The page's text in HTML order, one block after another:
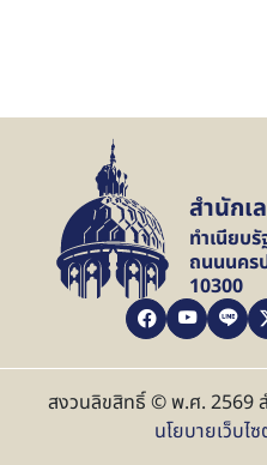
สำนักเ
ทำเนียบ
ถนนนคร
10300
สงวนลิขสิทธิ์ © พ.ศ. 2569
นโยบายเว็บไ